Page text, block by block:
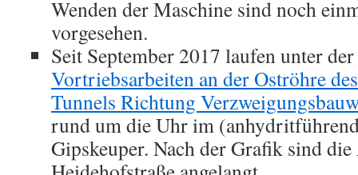
Wenden der Maschine sind noch
vorgesehen.
Seit September 2017 laufen unter
Vortriebsarbeiten an der Oströhre
Tunnels Richtung
rund um die Uhr im
Gipskeuper. Nach der Grafik sind